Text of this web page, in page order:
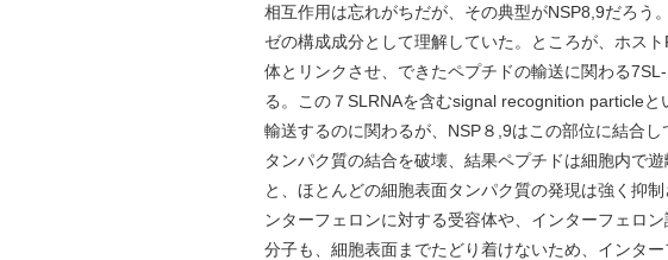
相互作用は忘れがちだが、その典型がNSP8,9だろう
ゼの構成成分として理解していた。ところが、ホス
体とリンクさせ、できたペプチドの輸送に関わる
る。この７SLRNAを含むsignal recognition particle
輸送するのに関わるが、NSP８,9はこの部位に結合
タンパク質の結合を破壊、結果ペプチドは細胞内で
と、ほとんどの細胞表面タンパク質の発現は強く抑
ンターフェロンに対する受容体や、インターフェロ
分子も、細胞表面までたどり着けないため、インタ